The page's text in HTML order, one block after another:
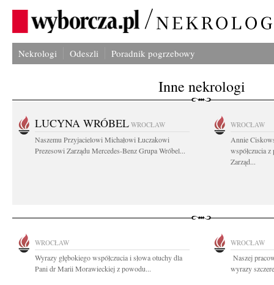
Nekrologi Odeszli Poradnik pogrzebowy
Inne nekrologi
LUCYNA WRÓBEL WROCŁAW
Naszemu Przyjacielowi Michałowi Łuczakowi
Prezesowi Zarządu Mercedes-Benz Grupa Wróbel...
WROCŁAW
Annie
współczucia
Zarząd...
WROCŁAW
Wyrazy głębokiego współczucia i słowa otuchy dla
Pani dr Marii Morawieckiej z powodu...
WROCŁAW
Naszej
wyrazy